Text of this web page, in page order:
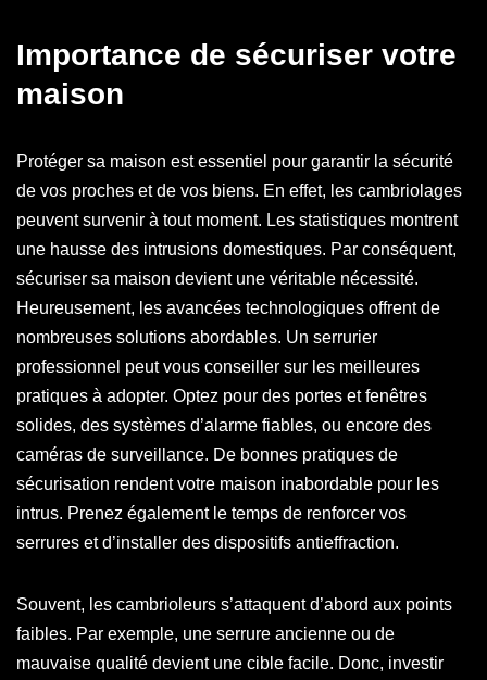
Importance de sécuriser votre
maison
Protéger sa maison est essentiel pour garantir la sécurité
de vos proches et de vos biens. En effet, les cambriolages
peuvent survenir à tout moment. Les statistiques montrent
une hausse des intrusions domestiques. Par conséquent,
sécuriser sa maison devient une véritable nécessité.
Heureusement, les avancées technologiques offrent de
nombreuses solutions abordables. Un serrurier
professionnel peut vous conseiller sur les meilleures
pratiques à adopter. Optez pour des portes et fenêtres
solides, des systèmes d’alarme fiables, ou encore des
caméras de surveillance. De bonnes pratiques de
sécurisation rendent votre maison inabordable pour les
intrus. Prenez également le temps de renforcer vos
serrures et d’installer des dispositifs antieffraction.
Souvent, les cambrioleurs s’attaquent d’abord aux points
faibles. Par exemple, une serrure ancienne ou de
mauvaise qualité devient une cible facile. Donc, investir